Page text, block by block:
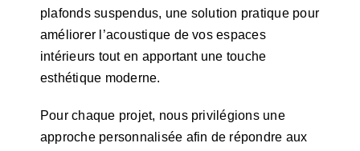
plafonds suspendus, une solution pratique pour
améliorer l’acoustique de vos espaces
intérieurs tout en apportant une touche
esthétique moderne.
Pour chaque projet, nous privilégions une
approche personnalisée afin de répondre aux